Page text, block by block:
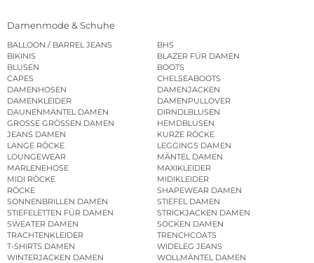
Damenmode & Schuhe
BALLOON / BARREL JEANS
BHS
BIKINIS
BLAZER FÜR DAMEN
BLUSEN
BOOTS
CAPES
CHELSEABOOTS
DAMENHOSEN
DAMENJACKEN
DAMENKLEIDER
DAMENPULLOVER
DAUNENMÄNTEL DAMEN
DIRNDLBLUSEN
GROSSE GRÖSSEN DAMEN
HEMDBLUSEN
JEANS DAMEN
KURZE RÖCKE
LANGE RÖCKE
LEGGINGS DAMEN
LOUNGEWEAR
MÄNTEL DAMEN
MARLENEHOSE
MAXIKLEIDER
MIDI RÖCKE
MIDIKLEIDER
RÖCKE
SHAPEWEAR DAMEN
SONNENBRILLEN DAMEN
STIEFEL DAMEN
STIEFELETTEN FÜR DAMEN
STRICKJACKEN DAMEN
SWEATER DAMEN
SOCKEN DAMEN
TRACHTENKLEIDER
TRENCHCOATS
T-SHIRTS DAMEN
WIDELEG JEANS
WINTERJACKEN DAMEN
WOLLMÄNTEL DAMEN